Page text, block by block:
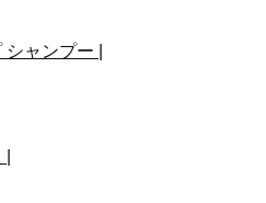
ャンプー |